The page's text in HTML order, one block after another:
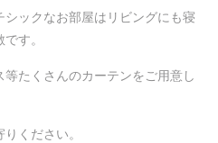
ックなお部屋はリビングにも寝
す。
たくさんのカーテンをご用意し
ください。